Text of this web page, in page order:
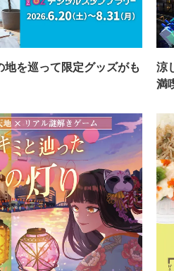
を巡って限定グッズがも
涼
満